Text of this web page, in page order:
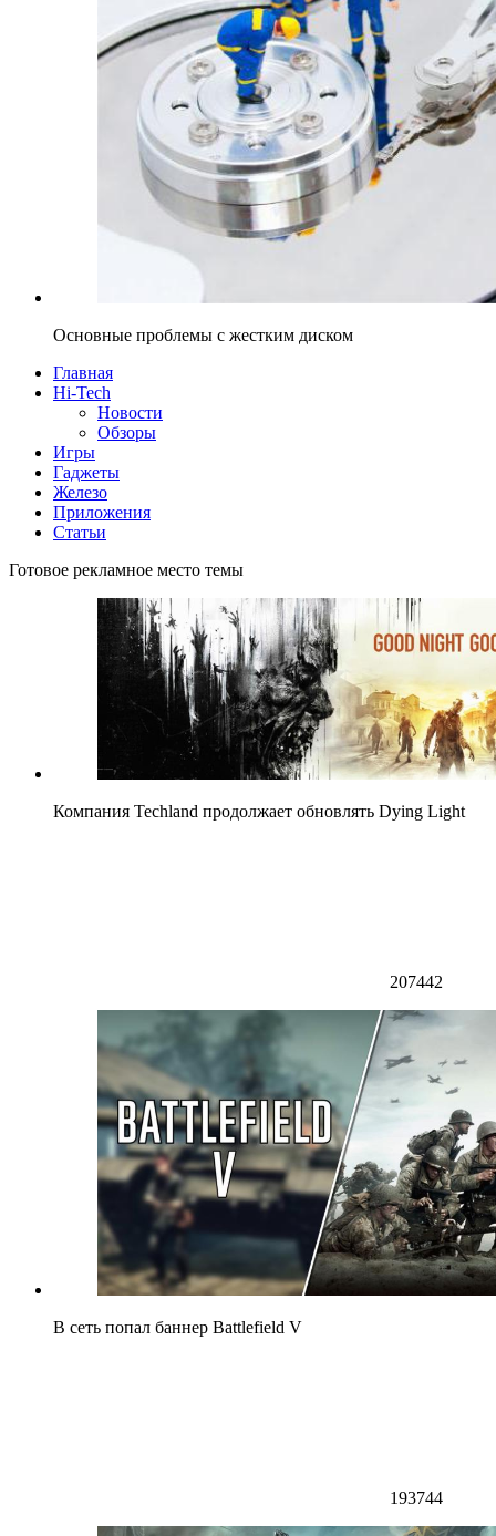
Основные проблемы с жестким диском
Главная
Hi-Tech
Новости
Обзоры
Игры
Гаджеты
Железо
Приложения
Статьи
Готовое рекламное место темы
Компания Techland продолжает обновлять Dying Light
207442
В сеть попал баннер Battlefield V
193744